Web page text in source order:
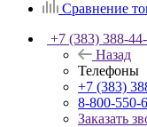
Сравнение
+7 (383) 388-
Назад
Телефоны
+7 (383)
8-800-550-
Заказать